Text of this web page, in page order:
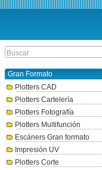
Gran Formato
Plotters CAD
Plotters Cartelería
Plotters Fotografía
Plotters Multifunción
Escáners Gran formato
Impresión UV
Plotters Corte